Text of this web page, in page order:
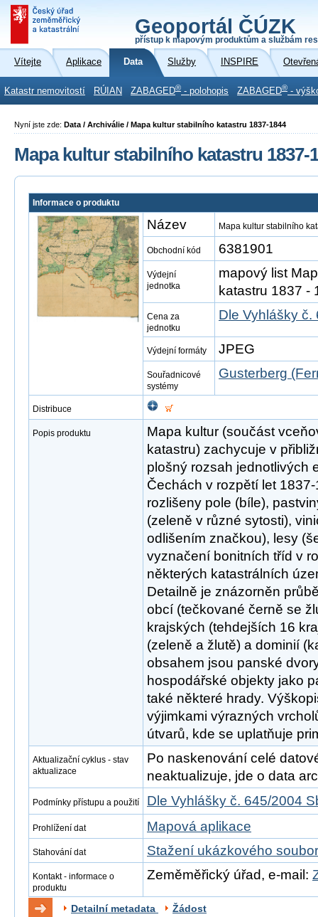
Geoportál ČÚZK
přístup k mapovým produktům a službám
Vítejte Aplikace Data Služby INSPIRE
Katastr nemovitostí RÚIAN ZABAGED® - polohopis ZABAGED® -
Nyní jste zde: Data / Archiválie / Mapa kultur stabilního katastru 1837-1844
Mapa kultur stabilního katastru 1837-
Informace o produktu
Název Mapa kultur stabilního
Obchodní kód 6381901
Výdejní
jednotka
mapový list
katastru 1837 -
Cena za
jednotku
Dle Vyhlášky č.
Výdejní formáty JPEG
Souřadnicové
systémy
Gusterberg
Distribuce
Popis produktu
Mapa kultur (součást
katastru) zachycuje v
plošný rozsah jednotlivých
Čechách v rozpětí let
rozlišeny pole (bíle),
(zeleně v různé sytosti),
odlišením značkou), lesy
vyznačení bonitních tříd v
některých katastrálních
Detailně je znázorněn
obcí (tečkované černě se
krajských (tehdejších 16
(zeleně a žlutě) a dominií
obsahem jsou panské
hospodářské objekty jako
také některé hrady.
výjimkami výrazných
útvarů, kde se uplatňuje
Aktualizační cyklus - stav
aktualizace
Po naskenování celé
neaktualizuje, jde o data
Podmínky přístupu a použití Dle Vyhlášky č. 645/2004
Prohlížení dat Mapová aplikace
Stahování dat Stažení ukázkového
Kontakt - informace o
produktu
Zeměměřický úřad, e-mail:
Detailní metadata
Žádost